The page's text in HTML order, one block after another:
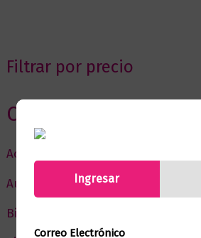
Filtrar por precio
Categorias
Actualidad
Autor del Mes
Bienestar
Ingresar
Correo Electrónico